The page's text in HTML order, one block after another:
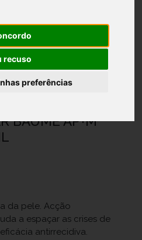
recuso
preferências
BAUME AP+M
da pele. Acção
a espaçar as crises de
antirrecidiva.